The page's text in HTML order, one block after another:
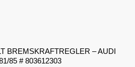
BREMSKRAFTREGLER – AUDI
85 # 803612303